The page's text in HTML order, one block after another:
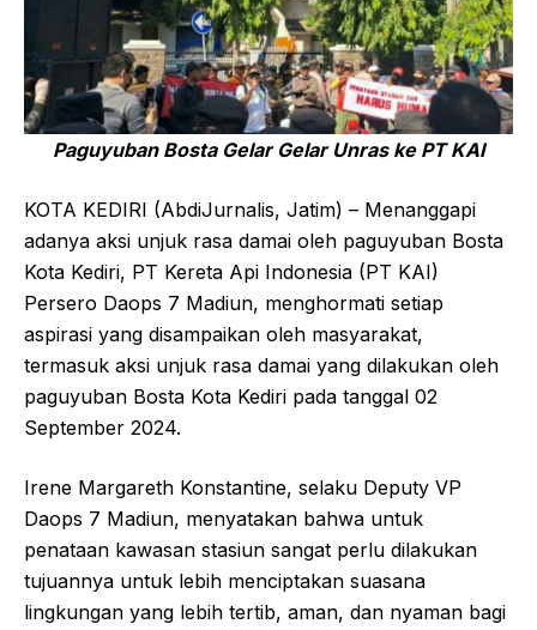
Paguyuban Bosta Gelar Gelar Unras ke PT KAI
KOTA KEDIRI (AbdiJurnalis, Jatim) – Menanggapi
adanya aksi unjuk rasa damai oleh paguyuban Bosta
Kota Kediri, PT Kereta Api Indonesia (PT KAI)
Persero Daops 7 Madiun, menghormati setiap
aspirasi yang disampaikan oleh masyarakat,
termasuk aksi unjuk rasa damai yang dilakukan oleh
paguyuban Bosta Kota Kediri pada tanggal 02
September 2024.
Irene Margareth Konstantine, selaku Deputy VP
Daops 7 Madiun, menyatakan bahwa untuk
penataan kawasan stasiun sangat perlu dilakukan
tujuannya untuk lebih menciptakan suasana
lingkungan yang lebih tertib, aman, dan nyaman bagi